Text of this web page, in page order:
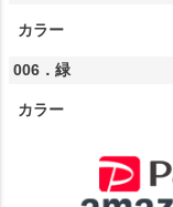
カラー
006．緑
カラー